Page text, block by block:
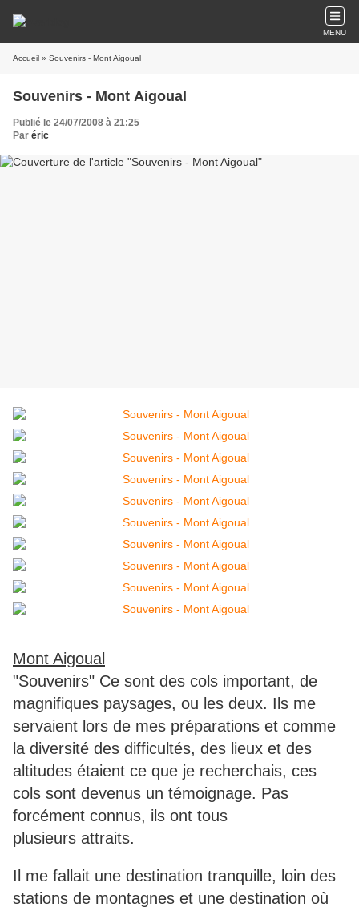
MENU
Accueil » Souvenirs - Mont Aigoual
Souvenirs - Mont Aigoual
Publié le 24/07/2008 à 21:25
Par éric
Mont Aigoual
"Souvenirs" Ce sont des cols important, de
magnifiques paysages, ou les deux. Ils me
servaient lors de mes préparations et comme
la diversité des difficultés, des lieux et des
altitudes étaient ce que je recherchais, ces
cols sont devenus un témoignage. Pas
forcément connus, ils ont tous
plusieurs attraits.
Il me fallait une destination tranquille, loin des
stations de montagnes et une destination où